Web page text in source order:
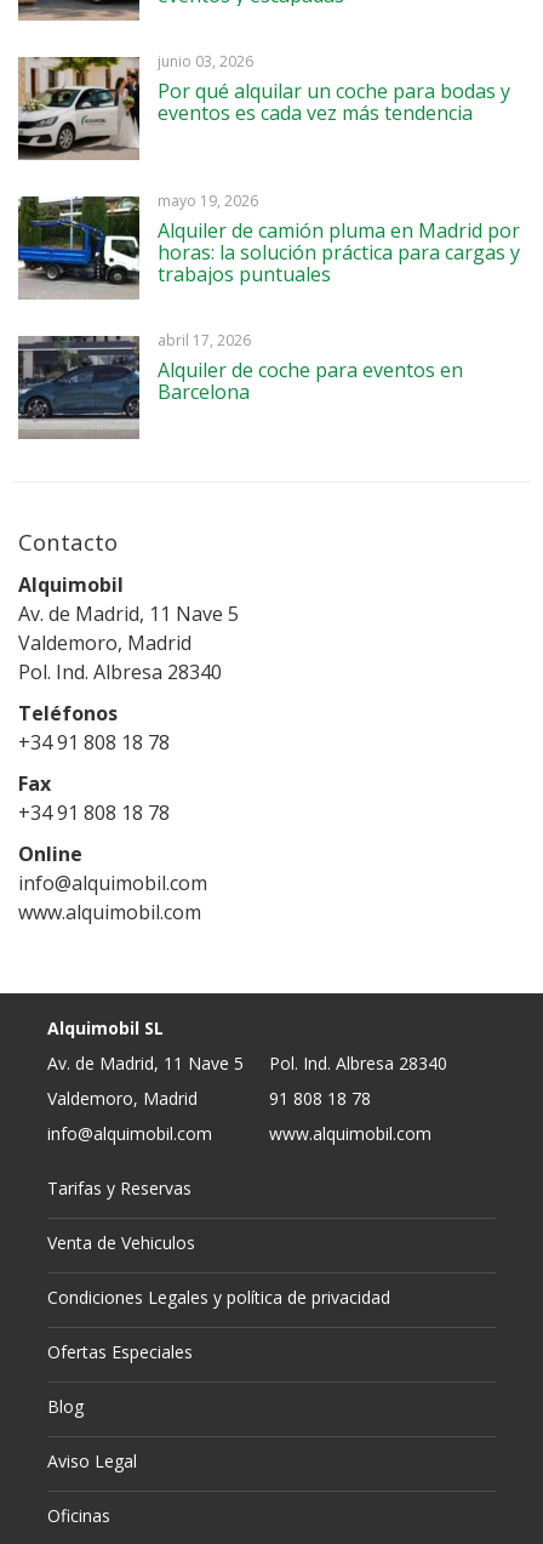
junio 03, 2026
Por qué alquilar un coche para bodas y
eventos es cada vez más tendencia
mayo 19, 2026
Alquiler de camión pluma en Madrid por
horas: la solución práctica para cargas y
trabajos puntuales
abril 17, 2026
Alquiler de coche para eventos en
Barcelona
Contacto
Alquimobil
Av. de Madrid, 11 Nave 5
Valdemoro, Madrid
Pol. Ind. Albresa 28340
Teléfonos
+34 91 808 18 78
Fax
+34 91 808 18 78
Online
info@alquimobil.com
www.alquimobil.com
Alquimobil SL
Av. de Madrid, 11 Nave 5
Pol. Ind. Albresa 28340
Valdemoro, Madrid
91 808 18 78
info@alquimobil.com
www.alquimobil.com
Tarifas y Reservas
Venta de Vehiculos
Condiciones Legales y política de privacidad
Ofertas Especiales
Blog
Aviso Legal
Oficinas